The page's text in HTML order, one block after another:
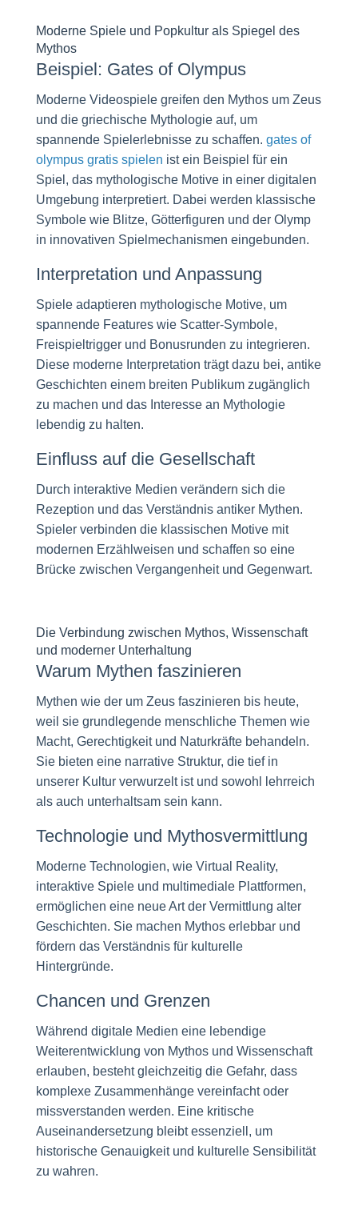
Moderne Spiele und Popkultur als Spiegel des
Mythos
Beispiel: Gates of Olympus
Moderne Videospiele greifen den Mythos um Zeus
und die griechische Mythologie auf, um
spannende Spielerlebnisse zu schaffen. gates of
olympus gratis spielen ist ein Beispiel für ein
Spiel, das mythologische Motive in einer digitalen
Umgebung interpretiert. Dabei werden klassische
Symbole wie Blitze, Götterfiguren und der Olymp
in innovativen Spielmechanismen eingebunden.
Interpretation und Anpassung
Spiele adaptieren mythologische Motive, um
spannende Features wie Scatter-Symbole,
Freispieltrigger und Bonusrunden zu integrieren.
Diese moderne Interpretation trägt dazu bei, antike
Geschichten einem breiten Publikum zugänglich
zu machen und das Interesse an Mythologie
lebendig zu halten.
Einfluss auf die Gesellschaft
Durch interaktive Medien verändern sich die
Rezeption und das Verständnis antiker Mythen.
Spieler verbinden die klassischen Motive mit
modernen Erzählweisen und schaffen so eine
Brücke zwischen Vergangenheit und Gegenwart.
Die Verbindung zwischen Mythos, Wissenschaft
und moderner Unterhaltung
Warum Mythen faszinieren
Mythen wie der um Zeus faszinieren bis heute,
weil sie grundlegende menschliche Themen wie
Macht, Gerechtigkeit und Naturkräfte behandeln.
Sie bieten eine narrative Struktur, die tief in
unserer Kultur verwurzelt ist und sowohl lehrreich
als auch unterhaltsam sein kann.
Technologie und Mythosvermittlung
Moderne Technologien, wie Virtual Reality,
interaktive Spiele und multimediale Plattformen,
ermöglichen eine neue Art der Vermittlung alter
Geschichten. Sie machen Mythos erlebbar und
fördern das Verständnis für kulturelle
Hintergründe.
Chancen und Grenzen
Während digitale Medien eine lebendige
Weiterentwicklung von Mythos und Wissenschaft
erlauben, besteht gleichzeitig die Gefahr, dass
komplexe Zusammenhänge vereinfacht oder
missverstanden werden. Eine kritische
Auseinandersetzung bleibt essenziell, um
historische Genauigkeit und kulturelle Sensibilität
zu wahren.